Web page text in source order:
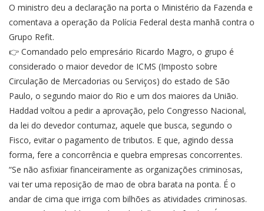
O ministro deu a declaração na porta o Ministério da Fazenda e
comentava a operação da Polícia Federal desta manhã contra o
Grupo Refit.
👉 Comandado pelo empresário Ricardo Magro, o grupo é
considerado o maior devedor de ICMS (Imposto sobre
Circulação de Mercadorias ou Serviços) do estado de São
Paulo, o segundo maior do Rio e um dos maiores da União.
Haddad voltou a pedir a aprovação, pelo Congresso Nacional,
da lei do devedor contumaz, aquele que busca, segundo o
Fisco, evitar o pagamento de tributos. E que, agindo dessa
forma, fere a concorrência e quebra empresas concorrentes.
“Se não asfixiar financeiramente as organizações criminosas,
vai ter uma reposição de mao de obra barata na ponta. É o
andar de cima que irriga com bilhões as atividades criminosas.